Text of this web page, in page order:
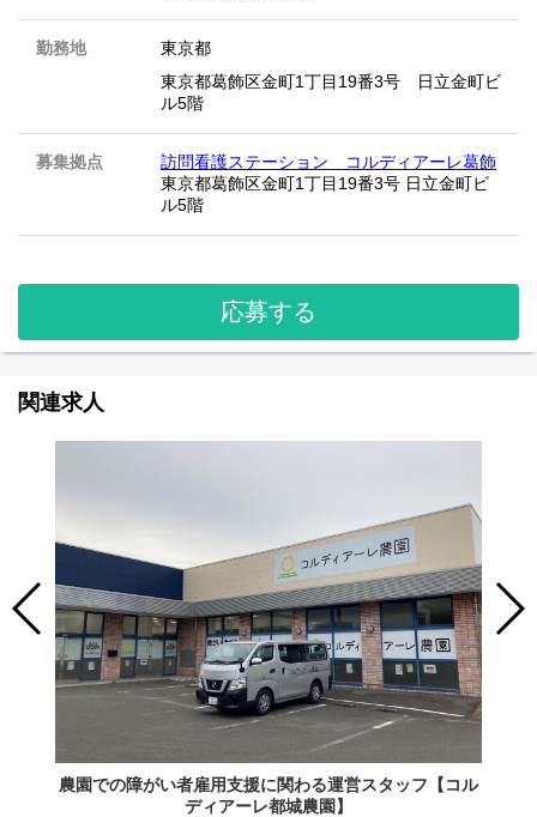
勤務地
東京都
東京都葛飾区金町1丁目19番3号 日立金町ビ
ル5階
募集拠点
訪問看護ステーション コルディアーレ葛飾
東京都葛飾区金町1丁目19番3号 日立金町ビ
ル5階
応募する
関連求人
農園での障がい者雇用支援に関わる運営スタッフ【コル
ディアーレ都城農園】